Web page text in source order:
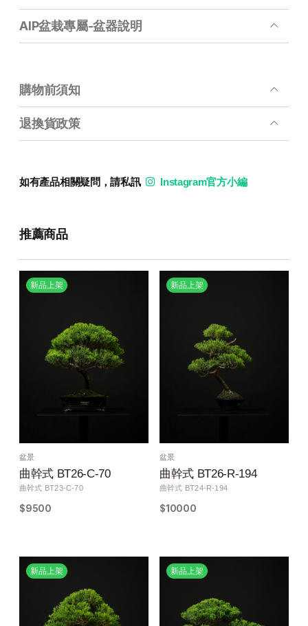
AIP盆栽專屬-盆器說明
購物前須知
退換貨政策
如有產品相關疑問，請私訊 Instagram官方小編
推薦商品
新品上架
盆景
曲幹式 BT26-C-70
曲幹式 BT23-C-70
$9500
新品上架
盆景
曲幹式 BT26-R-194
曲幹式 BT24-R-194
$10000
新品上架 新品上架